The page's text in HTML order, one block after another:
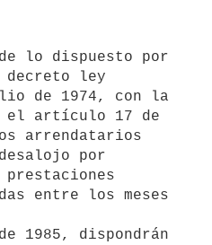
ley
de 1974, con la
el artículo 17 de
arrendatarios
por
entre los meses
1985, dispondrán